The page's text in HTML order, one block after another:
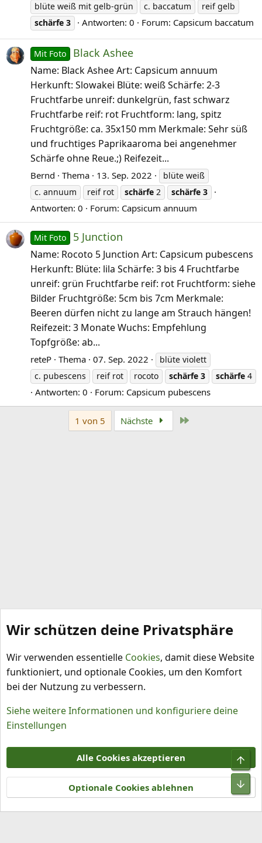
blüte weiß mit gelb-grün c. baccatum
reif gelb
schärfe 3 Antworten: 0 Forum: Capsicum baccatum
Mit Foto Black Ashee
Name: Black Ashee Art: Capsicum annuum
Herkunft: Slowakei Blüte: weiß Schärfe: 2-3
Fruchtfarbe unreif: dunkelgrün, fast schwarz
Fruchtfarbe reif: rot Fruchtform: lang, spitz
Fruchtgröße: ca. 35x150 mm Merkmale: Sehr süß
und fruchtiges Paprikaaroma bei angenehmer
Schärfe ohne Reue.;) Reifezeit...
Bernd Thema 13. Sep. 2022
blüte weiß
c. annuum
reif rot schärfe 2 schärfe 3
Antworten: 0 Forum: Capsicum annuum
Mit Foto 5 Junction
Name: Rocoto 5 Junction Art: Capsicum pubescens
Herkunft: Blüte: lila Schärfe: 3 bis 4 Fruchtfarbe
unreif: grün Fruchtfarbe reif: rot Fruchtform: siehe
Bilder Fruchtgröße: 5cm bis 7cm Merkmale:
Beeren dürfen nicht zu lange am Strauch hängen!
Reifezeit: 3 Monate Wuchs: Empfehlung
Topfgröße: ab...
reteP Thema 07. Sep. 2022
blüte violett
c. pubescens
reif rot rocoto schärfe 3 schärfe 4
Antworten: 0 Forum: Capsicum pubescens
1 von 5 Nächste
Schlagworte
Nutzungsbedingungen
Datenschutz
Hilfe und Impressum
R
S
S
Community platform by XenForo® © 2010-2026 XenForo Ltd.
Wir schützen deine Privatsphäre
Wir verwenden essentielle Cookies, damit diese Website
funktioniert, und optionale Cookies, um den Komfort
bei der Nutzung zu verbessern.
Siehe weitere Informationen und konfiguriere deine
Einstellungen
Alle Cookies akzeptieren
Optionale Cookies ablehnen